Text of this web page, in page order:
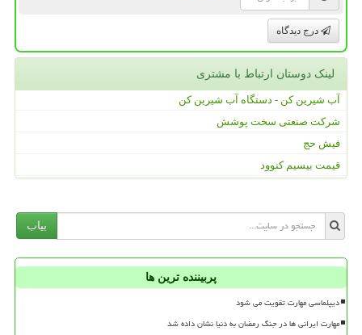
درج دیدگاه
لینک دوستان ارتباط با مشتری
آب شیرین کن - دستگاه آب شیرین کن
شرکت صنعتی سخت پوشش
فیش حج
قیمت بیسیم کنوود
بیاب
پربیننده ترین ها
دیپلماسی مهارت تقویت می شود
مهارت ایرانی ها در جنگ رمضان به دنیا نشان داده شد